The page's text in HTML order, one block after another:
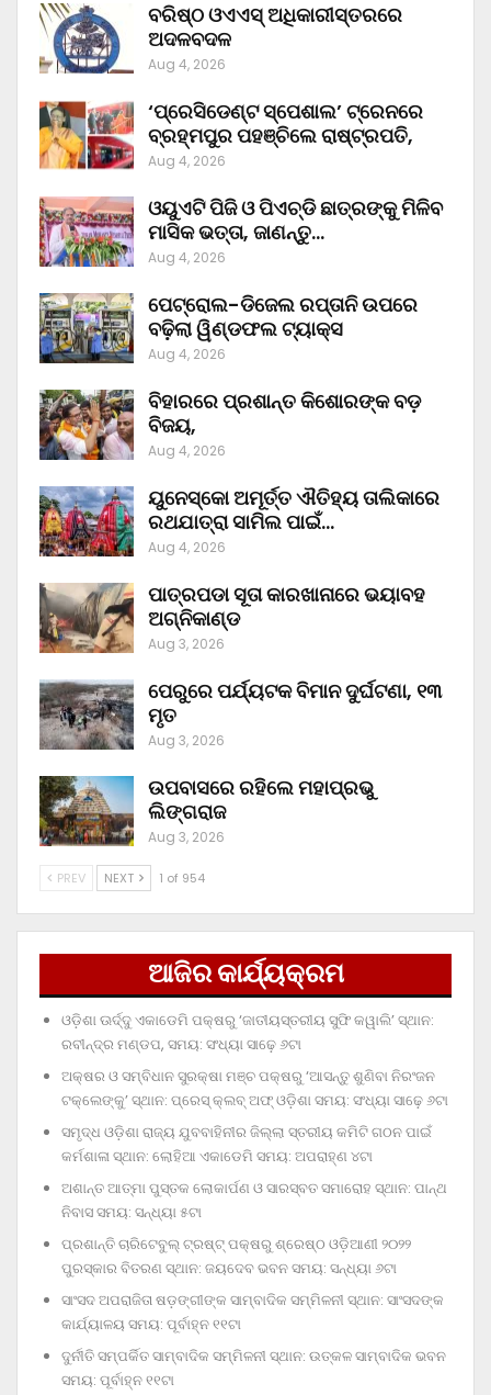
ବରିଷ୍ଠ ଓଏଏସ୍‌ ଅଧିକାରୀସ୍ତରରେ
ଅଦଳବଦଳ
Aug 4, 2026
‘ପ୍ରେସିଡେଣ୍ଟ ସ୍ପେଶାଲ’ ଟ୍ରେନରେ
ବ୍ରହ୍ମପୁର ପହଞ୍ଚିଲେ ରାଷ୍ଟ୍ରପତି,
Aug 4, 2026
ଓୟୁଏଟି ପିଜି ଓ ପିଏଚ୍‌ଡି ଛାତ୍ରଙ୍କୁ ମିଳିବ
ମାସିକ ଭତ୍ତା, ଜାଣନ୍ତୁ…
Aug 4, 2026
ପେଟ୍ରୋଲ-ଡିଜେଲ ରପ୍ତାନି ଉପରେ
ବଢ଼ିଲା ୱିଣ୍ଡଫଲ ଟ୍ୟାକ୍ସ
Aug 4, 2026
ବିହାରରେ ପ୍ରଶାନ୍ତ କିଶୋରଙ୍କ ବଡ଼
ବିଜୟ,
Aug 4, 2026
ୟୁନେସ୍କୋ ଅମୂର୍ତ୍ତ ଐତିହ୍ୟ ତାଲିକାରେ
ରଥଯାତ୍ରା ସାମିଲ ପାଇଁ…
Aug 4, 2026
ପାତ୍ରପଡା ସୂତା କାରଖାନାରେ ଭୟାବହ
ଅଗ୍ନିକାଣ୍ଡ
Aug 3, 2026
ପେରୁରେ ପର୍ଯ୍ୟଟକ ବିମାନ ଦୁର୍ଘଟଣା, ୧୩
ମୃତ
Aug 3, 2026
ଉପବାସରେ ରହିଲେ ମହାପ୍ରଭୁ
ଲିଙ୍ଗରାଜ
Aug 3, 2026
PREV NEXT 1 of 954
ଆଜିର କାର୍ଯ୍ୟକ୍ରମ
ଓଡ଼ିଶା ଊର୍ଦ୍ଦୁ ଏକାଡେମି ପକ୍ଷରୁ ‘ଜାତୀୟସ୍ତରୀୟ ସୁଫି କୱାଲି’ ସ୍ଥାନ:
ରବୀନ୍ଦ୍ର ମଣ୍ଡପ, ସମୟ: ସଂଧ୍ୟା ସାଢ଼େ ୬ଟା
ଅକ୍ଷର ଓ ସମ୍ବିଧାନ ସୁରକ୍ଷା ମଞ୍ଚ ପକ୍ଷରୁ ‘ଆସନ୍ତୁ ଶୁଣିବା ନିରଂଜନ
ଟକ୍‌ଲେଙ୍କୁ’ ସ୍ଥାନ: ପ୍ରେସ୍‌ କ୍ଲବ୍‌ ଅଫ୍‌ ଓଡ଼ିଶା ସମୟ: ସଂଧ୍ୟା ସାଢ଼େ ୬ଟା
ସମୃଦ୍ଧ ଓଡ଼ିଶା ରାଜ୍ୟ ଯୁବବାହିନୀର ଜିଲ୍ଲା ସ୍ତରୀୟ କମିଟି ଗଠନ ପାଇଁ
କର୍ମଶାଳା ସ୍ଥାନ: ଲୋହିଆ ଏକାଡେମି ସମୟ: ଅପରାହ୍‌ଣ ୪ଟା
ଅଶାନ୍ତ ଆତ୍ମା ପୁସ୍ତକ ଲୋକାର୍ପଣ ଓ ସାରସ୍ବତ ସମାରୋହ ସ୍ଥାନ: ପାନ୍ଥ
ନିବାସ ସମୟ: ସନ୍ଧ୍ୟା ୫ଟା
ପ୍ରଶାନ୍ତି ଚାରିଟେବୁଲ୍‌ ଟ୍ରଷ୍ଟ୍‌ ପକ୍ଷରୁ ଶ୍ରେଷ୍ଠ ଓଡ଼ିଆଣୀ ୨୦୨୨
ପୁରସ୍କାର ବିତରଣ ସ୍ଥାନ: ଜୟଦେବ ଭବନ ସମୟ: ସନ୍ଧ୍ୟା ୬ଟା
ସାଂସଦ ଅପରାଜିତା ଷଡ଼ଙ୍ଗୀଙ୍କ ସାମ୍ବାଦିକ ସମ୍ମିଳନୀ ସ୍ଥାନ: ସାଂସଦଙ୍କ
କାର୍ଯ୍ୟାଳୟ ସମୟ: ପୂର୍ବାହ୍ନ ୧୧ଟା
ଦୁର୍ନୀତି ସମ୍ପର୍କିତ ସାମ୍ବାଦିକ ସମ୍ମିଳନୀ ସ୍ଥାନ: ଉତ୍କଳ ସାମ୍ବାଦିକ ଭବନ
ସମୟ: ପୂର୍ବାହ୍ନ ୧୧ଟା